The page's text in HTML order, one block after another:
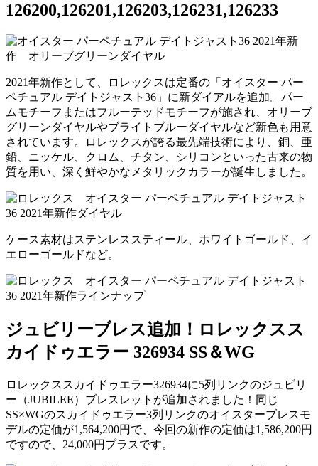
126200,126201,126203,126231,126233
2021年新作として、ロレックスは定番の「オイスター パー
ペチュアル デイトジャスト36」に新ダイアルを追加。パー
ムモチーフまたはフルーテッドモチーフが施され、オリーブ
グリーンダイヤルやブライトブルーダイヤルなど新色も用意
されています。ロレックスが誇る最先端技術により、銅、亜
鉛、ニッケル、クロム、チタン、シリコンといった古来の物
質を用い、深く鮮やかなメタリックカラーが誕生しました。
ケース素材はステンレススティール、ホワイトゴールド、イ
エローゴールドなど。
ジュビリーブレス追加！ロレックスス
カイドゥエラー 326934 SS＆WG
ロレックススカイドゥエラー326934に5列リンクのジュビリ
ー（JUBILEE）ブレスレットが追加されました！同じ
SS×WGのスカイドゥエラー3列リンクのオイスターブレスモ
デルの定価が1,564,200円で、今回の新作の定価は1,586,200円
ですので、24,000円プラスです。